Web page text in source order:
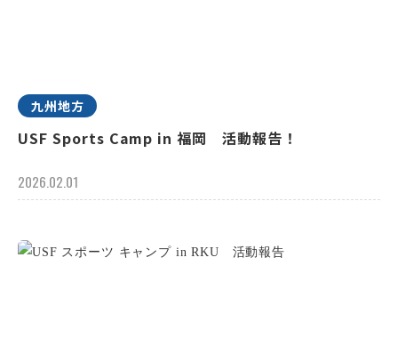
九州地方
USF Sports Camp in 福岡 活動報告！
2026.02.01